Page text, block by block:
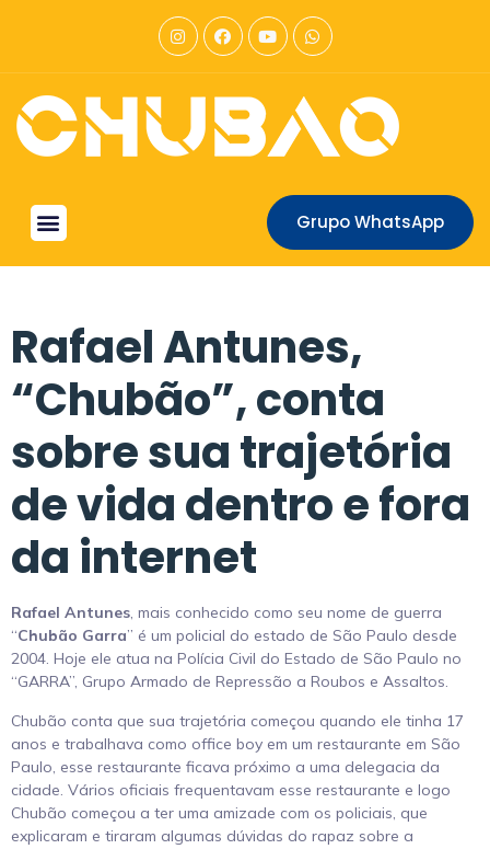
Grupo WhatsApp
Rafael Antunes,
“Chubão”, conta
sobre sua trajetória
de vida dentro e fora
da internet
Rafael Antunes, mais conhecido como seu nome de guerra
“Chubão Garra” é um policial do estado de São Paulo desde
2004. Hoje ele atua na Polícia Civil do Estado de São Paulo no
“GARRA”, Grupo Armado de Repressão a Roubos e Assaltos.
Chubão conta que sua trajetória começou quando ele tinha 17
anos e trabalhava como office boy em um restaurante em São
Paulo, esse restaurante ficava próximo a uma delegacia da
cidade. Vários oficiais frequentavam esse restaurante e logo
Chubão começou a ter uma amizade com os policiais, que
explicaram e tiraram algumas dúvidas do rapaz sobre a